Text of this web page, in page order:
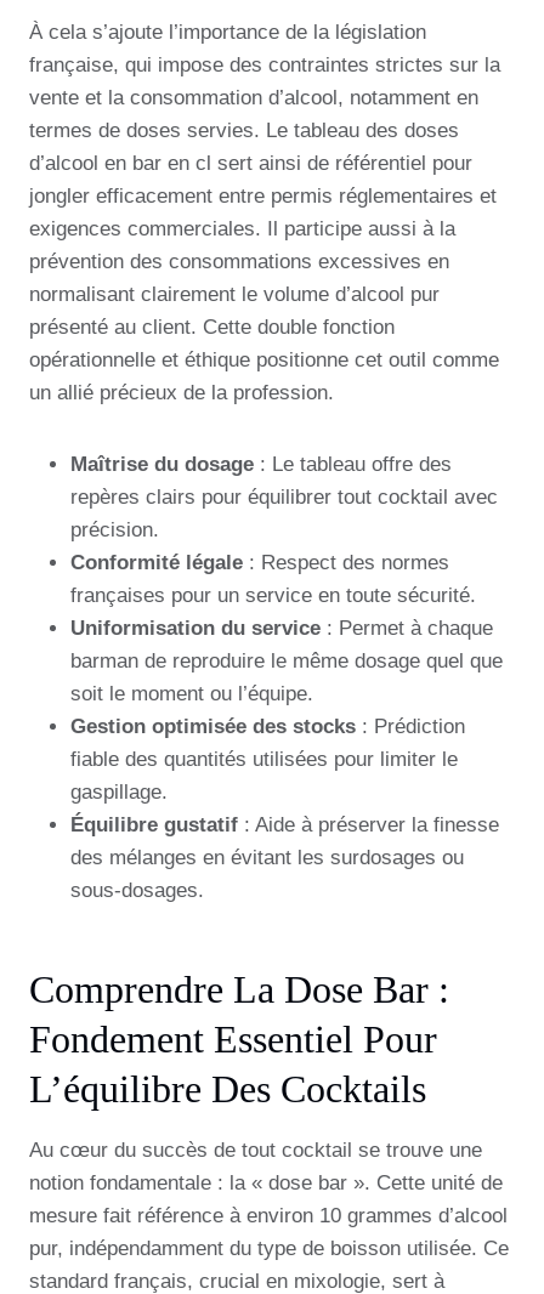
À cela s’ajoute l’importance de la législation
française, qui impose des contraintes strictes sur la
vente et la consommation d’alcool, notamment en
termes de doses servies. Le tableau des doses
d’alcool en bar en cl sert ainsi de référentiel pour
jongler efficacement entre permis réglementaires et
exigences commerciales. Il participe aussi à la
prévention des consommations excessives en
normalisant clairement le volume d’alcool pur
présenté au client. Cette double fonction
opérationnelle et éthique positionne cet outil comme
un allié précieux de la profession.
Maîtrise du dosage : Le tableau offre des
repères clairs pour équilibrer tout cocktail avec
précision.
Conformité légale : Respect des normes
françaises pour un service en toute sécurité.
Uniformisation du service : Permet à chaque
barman de reproduire le même dosage quel que
soit le moment ou l’équipe.
Gestion optimisée des stocks : Prédiction
fiable des quantités utilisées pour limiter le
gaspillage.
Équilibre gustatif : Aide à préserver la finesse
des mélanges en évitant les surdosages ou
sous-dosages.
Comprendre La Dose Bar :
Fondement Essentiel Pour
L’équilibre Des Cocktails
Au cœur du succès de tout cocktail se trouve une
notion fondamentale : la « dose bar ». Cette unité de
mesure fait référence à environ 10 grammes d’alcool
pur, indépendamment du type de boisson utilisée. Ce
standard français, crucial en mixologie, sert à